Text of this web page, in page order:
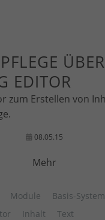
ÜBER
EDITOR
zum Erstellen von
08.05.15
Mehr
Module
Basis-System
Inhalt Text